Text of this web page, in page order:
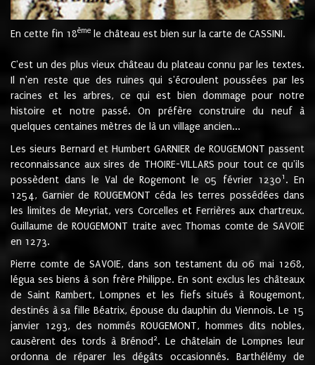
En cette fin 18ème le château est bien sur la carte de CASSINI.
C'est un des plus vieux château du plateau connu par les textes.
Il n'en reste que des ruines qui s'écroulent poussées par les
racines et les arbres, ce qui est bien dommage pour notre
histoire et notre passé. On préfère construire du neuf à
quelques centaines mètres de là un village ancien...
Les sieurs Bernard et Humbert GARNIER de ROUGEMONT passent
reconnaissance aux sires de THOIRE-VILLARS pour tout ce qu'ils
possèdent dans le Val de Rogemont le 05 février 12301 . En
1254, Garnier de ROUGEMONT céda les terres possédées dans
les limites de Meyriat, vers Corcelles et Ferrières aux chartreux.
Guillaume de ROUGEMONT traite avec Thomas comte de SAVOIE
en 1273.
Pierre comte de SAVOIE, dans son testament du 06 mai 1268,
légua ses biens à son frère Philippe. En sont exclus les châteaux
de Saint Rambert, Lompnes et les fiefs situés à Rougemont,
destinés à sa fille Béatrix, épouse du dauphin du Viennois. Le 15
janvier 1293, des nommés ROUGEMONT, hommes dits nobles,
causèrent des tords à Brénod 2. Le châtelain de Lompnes leur
ordonna de réparer les dégâts occasionnés. Barthélémy de